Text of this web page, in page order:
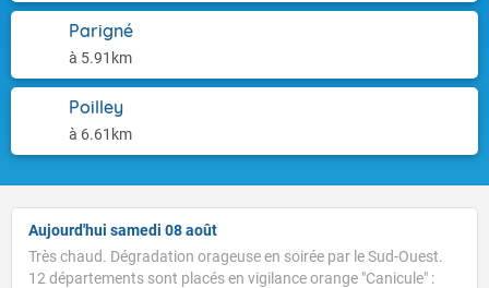
Parigné
à 5.91km
Poilley
à 6.61km
Aujourd'hui samedi 08 août
Très chaud. Dégradation orageuse en soirée par le Sud-Ouest.
12 départements sont placés en vigilance orange "Canicule" :